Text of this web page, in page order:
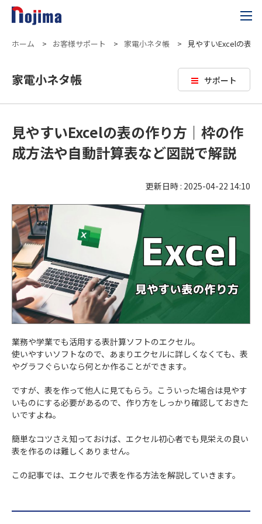
ホーム > お客様サポート > 家電小ネタ帳 > 見やすいExcelの表
サポート
家電小ネタ帳
見やすいExcelの表の作り方｜枠の作
成方法や自動計算表など図説で解説
更新日時 : 2025-04-22 14:10
業務や学業でも活用する表計算ソフトのエクセル。
使いやすいソフトなので、あまりエクセルに詳しくなくても、表
やグラフぐらいなら何とか作ることができます。
ですが、表を作って他人に見てもらう。こういった場合は見やす
いものにする必要があるので、作り方をしっかり確認しておきた
いですよね。
簡単なコツさえ知っておけば、エクセル初心者でも見栄えの良い
表を作るのは難しくありません。
この記事では、エクセルで表を作る方法を解説していきます。